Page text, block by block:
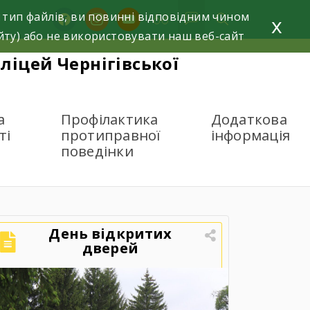
facebookinstagramyoutube
Чернігівської
Профілактика
протиправної
поведінки
Додаткова
інформація
День відкритих
дверей
файлів, ви повинні відповідним чином
або не використовувати наш веб-сайт
x